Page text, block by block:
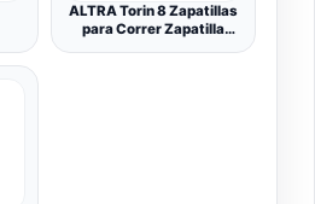
ALTRA Torin 8 Zapatillas
para Correr Zapatilla